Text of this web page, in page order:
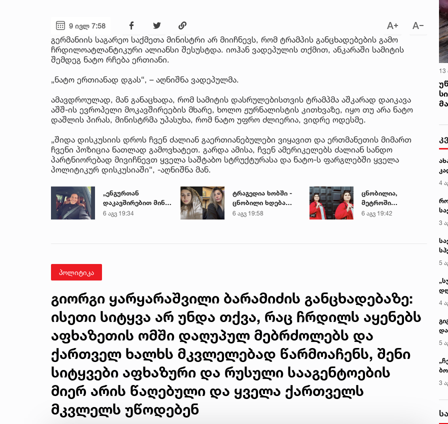
9 ივლ 7:58
გერმანიის საგარეო საქმეთა მინისტრი არ მიიჩნევს, რომ ტრამპის განცხადებების გამო
ჩრდილოატლანტიკური ალიანსი შესუსტდა. იოჰან ვადეპულის თქმით, ანკარაში სამიტის
შემდეგ ნატო რჩება ერთიანი.
„ნატო ერთიანად დგას“, – აღნიშნა ვადეპულმა.
ამავდროულად, მან განაცხადა, რომ სამიტის დასრულებისთვის ტრამპმა აშკარად დაიკავა
აშშ-ის ევროპელი მოკავშირეების მხარე, ხოლო ჟურნალისტის კითხვაზე, იყო თუ არა ნატო
დაშლის პირას, მინისტრმა უპასუხა, რომ ნატო უფრო ძლიერია, ვიდრე ოდესმე.
„შიდა დისკუსიის დროს ჩვენ ძალიან გაერთიანებულები ვიყავით და ერთმანეთის მიმართ
ჩვენი პოზიცია ნათლად გამოვხატეთ. გარდა ამისა, ჩვენ ამერიკელებს ძალიან სანდო
პარტნიორებად მივიჩნევთ ყველა საშტაბო სტრუქტურასა და ნატო-ს ფარგლებში ყველა
პოლიტიკურ დისკუსიაში“, -აღნიშნა მან.
„ენგურთან
დაკავშირებით მინდა
ვთქვა...“ - გოგა
6 აგვ 19:34
ტრაგედია ხობში -
ცნობილი ხდება
დაღუპული დედა-
6 აგვ 19:58
ცნობილია,
მეტროში
გარდაცვლილი 21
6 აგვ 19:42
პოლიტიკა
გიორგი ყარყარაშვილი ბარამიძის განცხადებაზე:
ისეთი სიტყვა არ უნდა თქვა, რაც ჩრდილს აყენებს
აფხაზეთის ომში დაღუპულ მებრძოლებს და
ქართველ ხალხს მკვლელებად წარმოაჩენს, შენი
სიტყვები აფხაზური და რუსული სააგენტოების
მიერ არის წაღებული და ყველა ქართველს
მკვლელს უწოდებენ
13
4
3
5
4
5
3